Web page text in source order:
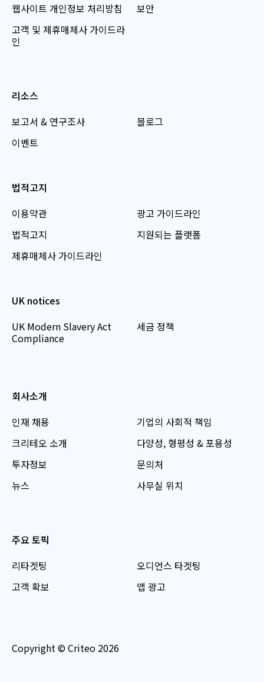
웹사이트 개인정보 처리방침
고객 및 제휴매체사 가이드라
인
보안
리소스
보고서 & 연구조사
이벤트
블로그
법적고지
이용약관
법적고지
제휴매체사 가이드라인
광고 가이드라인
지원되는 플랫폼
UK notices
UK Modern Slavery Act
Compliance
세금 정책
회사소개
인재 채용
크리테오 소개
투자정보
뉴스
기업의 사회적 책임
다양성, 형평성 & 포용성
문의처
사무실 위치
주요 토픽
리타겟팅
고객 확보
오디언스 타겟팅
앱 광고
Copyright © Criteo 2026